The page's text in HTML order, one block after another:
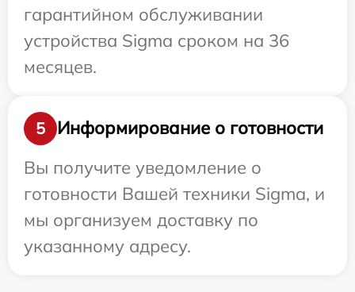
гарантийном обслуживании
устройства Sigma сроком на 36
месяцев.
5
Информирование о готовности
Вы получите уведомление о
готовности Вашей техники Sigma, и
мы организуем доставку по
указанному адресу.